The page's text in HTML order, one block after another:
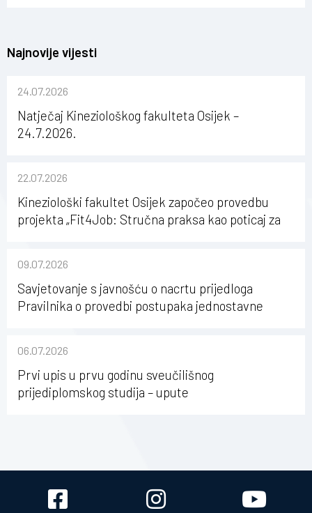
Najnovije vijesti
24.07.2026
Natječaj Kineziološkog fakulteta Osijek –
24.7.2026.
22.07.2026
Kineziološki fakultet Osijek započeo provedbu
projekta „Fit4Job: Stručna praksa kao poticaj za
09.07.2026
Savjetovanje s javnošću o nacrtu prijedloga
Pravilnika o provedbi postupaka jednostavne
Osijeku
06.07.2026
Prvi upis u prvu godinu sveučilišnog
prijediplomskog studija – upute